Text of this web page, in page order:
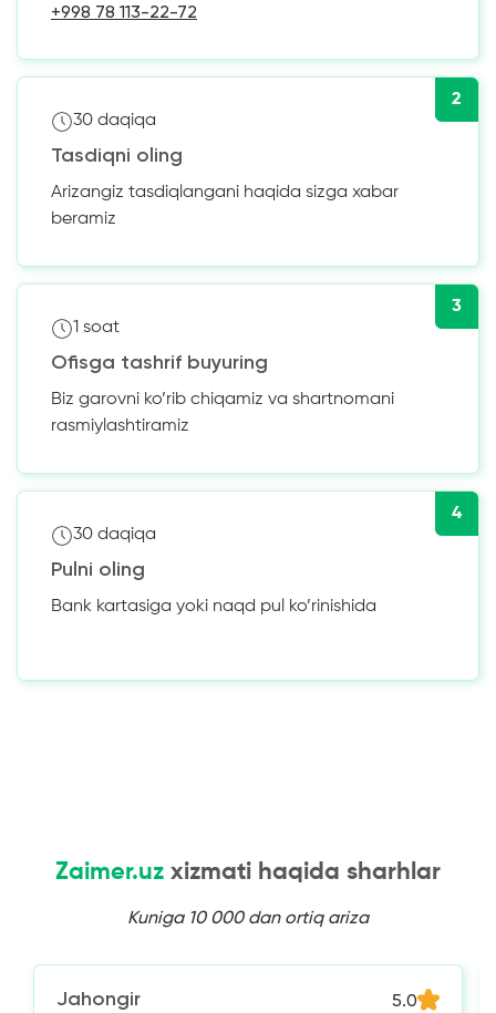
+998 78 113-22-72
2
30 daqiqa
Tasdiqni oling
Arizangiz tasdiqlangani haqida sizga xabar
beramiz
3
1 soat
Ofisga tashrif buyuring
Biz garovni ko’rib chiqamiz va shartnomani
rasmiylashtiramiz
4
30 daqiqa
Pulni oling
Bank kartasiga yoki naqd pul ko’rinishida
Zaimer.uz xizmati haqida sharhlar
Kuniga 10 000 dan ortiq ariza
Jahongir 5.0